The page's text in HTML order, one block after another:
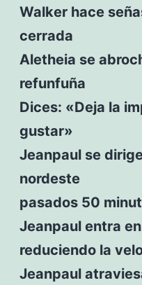
Walker hace
cerrada
Aletheia se
refunfuña
Dices: «Deja la
gustar»
Jeanpaul se
nordeste
pasados 50
Jeanpaul entra
reduciendo la
Jeanpaul